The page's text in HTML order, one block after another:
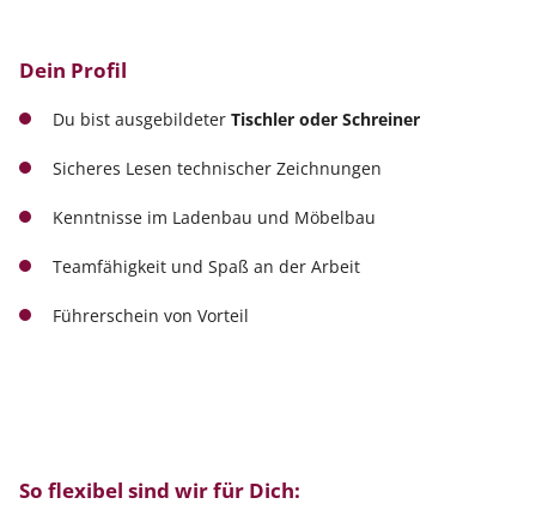
Dein Profil
Du bist ausgebildeter Tischler oder Schreiner
Sicheres Lesen technischer Zeichnungen
Kenntnisse im Ladenbau und Möbelbau
Teamfähigkeit und Spaß an der Arbeit
Führerschein von Vorteil
So flexibel sind wir für Dich: